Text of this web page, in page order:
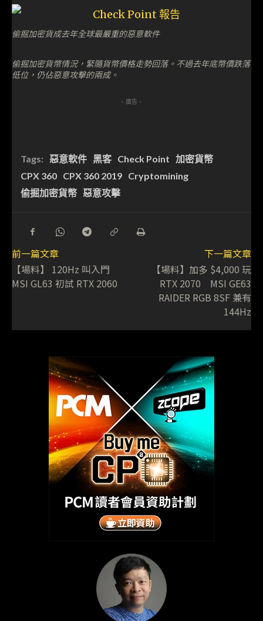
偷掘加密貨成去年全球最嚴重的惡意軟件
偷掘加密貨幣情況，緊隨貨幣價格走勢回落。不過去年底幣價跌落
低位，仍佔惡意攻擊的兩成。
- 廣告 -
Tags: 惡意軟件 黑客 Check Point 加密貨幣
CPX 360 CPX 360 2019 Cryptomining
偷掘加密貨幣 惡意攻擊
前一篇文章
【場料】 120Hz 叫入門
MSI GL63 初試 RTX 2060
下一篇文章
【場料】加多 $4,000 玩
RTX 2070 MSI GE63
RAIDER RGB 8SF 兼有
144Hz